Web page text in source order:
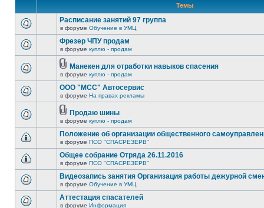
Темы
Расписание занятий 97 группа
в форуме Обучение в УМЦ
Фрезер ЧПУ продам
в форуме куплю - продам
Манекен для отработки навыков спасения
в форуме куплю - продам
ООО "МСС" Автосервис
в форуме На правах рекламы
Продаю шины
в форуме куплю - продам
Положение об организации общественного
в форуме ПСО "СПАСРЕЗЕРВ"
Общее собрание Отряда 26.11.2016
в форуме ПСО "СПАСРЕЗЕРВ"
Видеозапись занятия Организация работы дежурной
в форуме Обучение в УМЦ
Аттестация спасателей
в форуме Информация